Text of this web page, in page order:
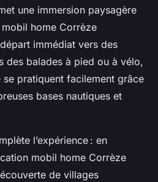
une immersion paysagère
home Corrèze
immédiat vers des
des balades à pied ou à vélo,
pratiquent facilement grâce
bases nautiques et
l’expérience : en
mobil home Corrèze
de villages